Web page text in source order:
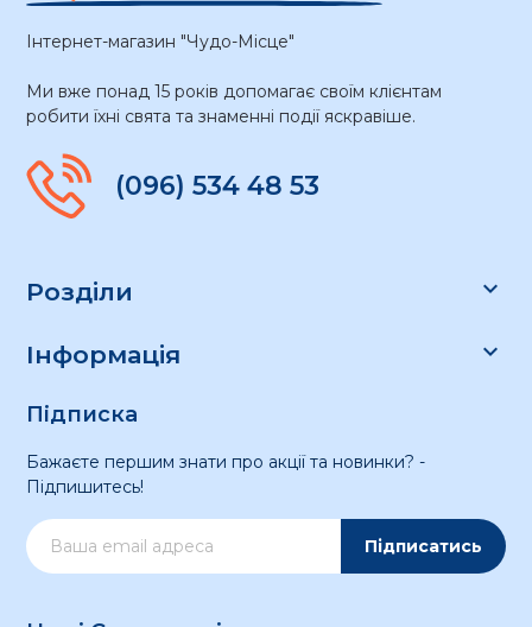
Інтернет-магазин "Чудо-Місце"
Ми вже понад 15 років допомагає своїм клієнтам
робити їхні свята та знаменні події яскравіше.
(096) 534 48 53
Розділи 
Інформація 
Підписка
Бажаєте першим знати про акції та новинки? -
Підпишитесь!
Підписатись